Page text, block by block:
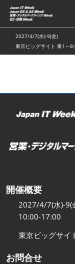
ス
キ
ッ
し
む
2027/4/7(水)-9(金)
東京ビッグサイト 東1～8
開催概要
2027/4/7(水)-9(
10:00-17:00
東京ビッグサイ
お問合せ